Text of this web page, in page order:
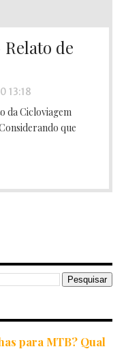
de
13:18
da Cicloviagem
que
para MTB? Qual